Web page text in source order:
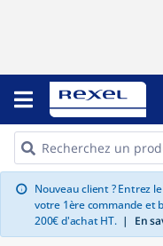
info Nouveau client ? Entrez
votre 1ère commande et
200€ d'achat HT. | En